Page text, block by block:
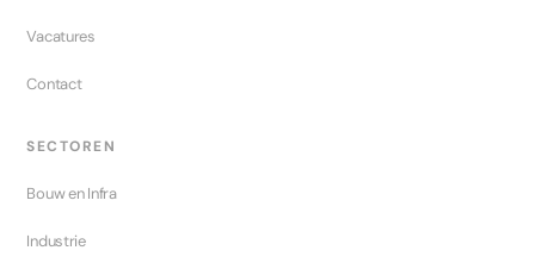
Vacatures
Contact
SECTOREN
Bouw en Infra
Industrie